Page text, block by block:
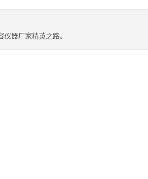
器厂家精英之路。